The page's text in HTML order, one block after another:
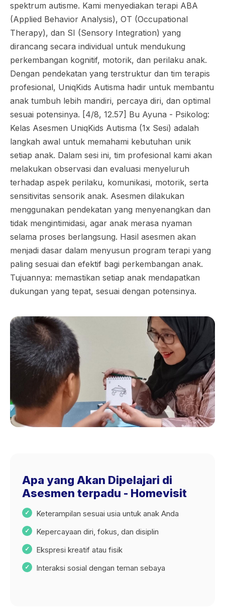
spektrum autisme. Kami menyediakan terapi ABA
(Applied Behavior Analysis), OT (Occupational
Therapy), dan SI (Sensory Integration) yang
dirancang secara individual untuk mendukung
perkembangan kognitif, motorik, dan perilaku anak.
Dengan pendekatan yang terstruktur dan tim terapis
profesional, UniqKids Autisma hadir untuk membantu
anak tumbuh lebih mandiri, percaya diri, dan optimal
sesuai potensinya. [4/8, 12.57] Bu Ayuna - Psikolog:
Kelas Asesmen UniqKids Autisma (1x Sesi) adalah
langkah awal untuk memahami kebutuhan unik
setiap anak. Dalam sesi ini, tim profesional kami akan
melakukan observasi dan evaluasi menyeluruh
terhadap aspek perilaku, komunikasi, motorik, serta
sensitivitas sensorik anak. Asesmen dilakukan
menggunakan pendekatan yang menyenangkan dan
tidak mengintimidasi, agar anak merasa nyaman
selama proses berlangsung. Hasil asesmen akan
menjadi dasar dalam menyusun program terapi yang
paling sesuai dan efektif bagi perkembangan anak.
Tujuannya: memastikan setiap anak mendapatkan
dukungan yang tepat, sesuai dengan potensinya.
Apa yang Akan Dipelajari di
Asesmen terpadu - Homevisit
Keterampilan sesuai usia untuk anak Anda
Kepercayaan diri, fokus, dan disiplin
Ekspresi kreatif atau fisik
Interaksi sosial dengan teman sebaya